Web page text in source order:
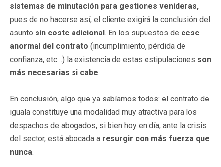
sistemas de minutación para gestiones venideras,
pues de no hacerse así, el cliente exigirá la conclusión del
asunto sin coste adicional. En los supuestos de cese
anormal del contrato (incumplimiento, pérdida de
confianza, etc…) la existencia de estas estipulaciones son
más necesarias si cabe.
En conclusión, algo que ya sabíamos todos: el contrato de
iguala constituye una modalidad muy atractiva para los
despachos de abogados, si bien hoy en día, ante la crisis
del sector, está abocada a resurgir con más fuerza que
nunca.